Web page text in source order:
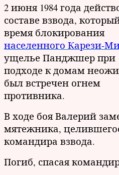
2 июня 1984 года
составе взвода,
время блокирования
населенного Карези-
ущелье Панджшер при
подходе к домам
был встречен огнем
противника.
В ходе боя Валерий
мятежника,
командира взвода.
Погиб, спасая